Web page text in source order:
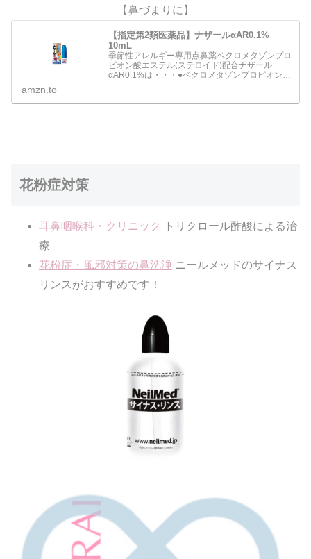
【鼻づまりに】
【指定第2類医薬品】ナザールαAR0.1%
10mL
季節性アレルギー専用点鼻薬ベクロメタゾンプロ
ピオン酸エステル(ステロイド)配合ナザール
αAR0.1%は・・・●ベクロメタゾンプロピオン酸
霧できるスプレ…
amzn.to
花粉症対策
耳鼻咽喉科・クリニック
トリクロール酢酸による治
療
花粉症・風邪対策の鼻洗浄 ニールメッドのサイナス
リンスがおすすめです！